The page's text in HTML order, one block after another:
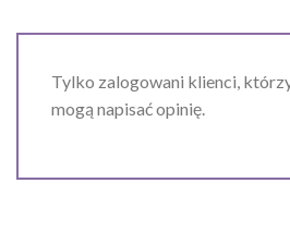
Tylko zalogowani klienci,
mogą napisać opinię.